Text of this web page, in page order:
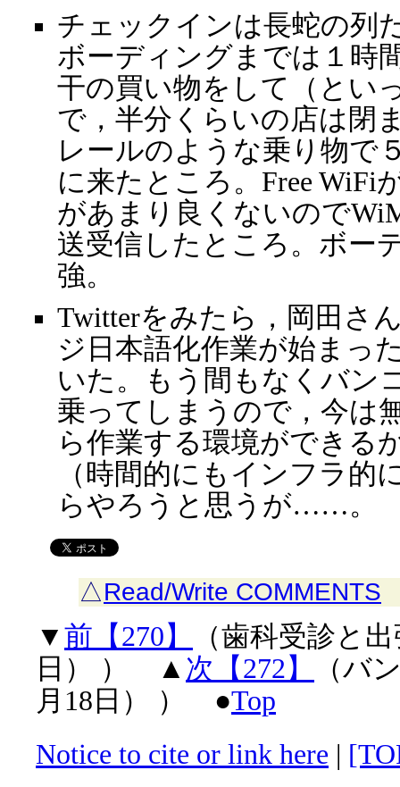
チェックインは長蛇の列
ボーディングまでは１時
干の買い物をして（とい
で，半分くらいの店は閉
レールのような乗り物で
に来たところ。Free WiFi
があまり良くないので
送受信したところ。ボー
強。
Twitterをみたら，岡田さ
ジ日本語化作業が始まっ
いた。もう間もなくバン
乗ってしまうので，今は
ら作業する環境ができる
（時間的にもインフラ的
らやろうと思うが……。
△Read/Write COMMENTS
▼ 前【270】
（歯科受診と
日） ） ▲ 次【272】
（バ
月18日） ） ●Top
Notice to cite or link here |